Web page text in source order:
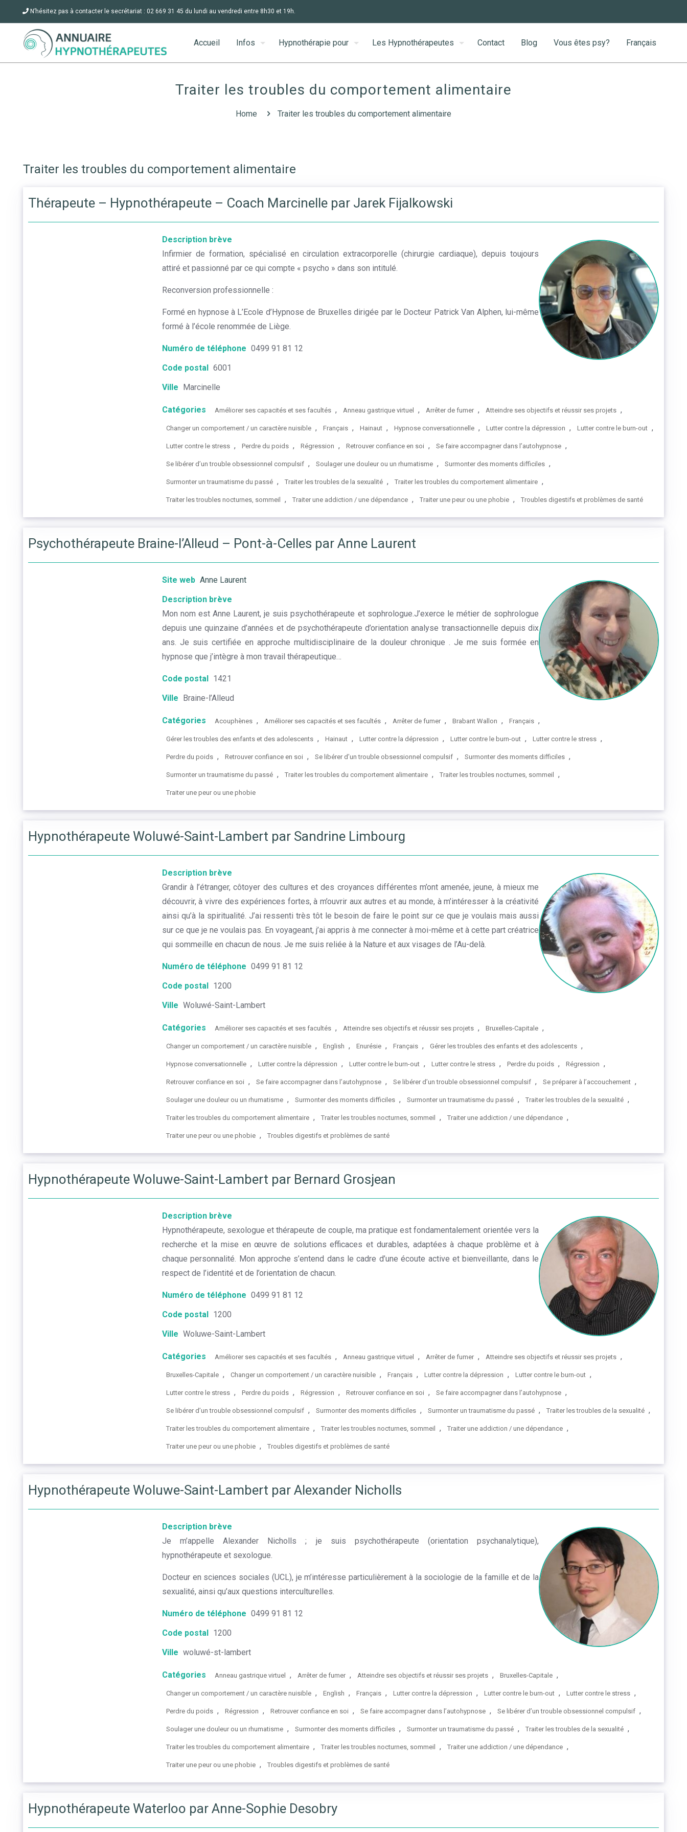
N’hésitez pas à contacter le secrétariat : 02 669 31 45 du lundi au vendredi entre 8h30 et 19h.
Accueil Infos Hypnothérapie pour Les Hypnothérapeutes Contact Blog Vous êtes psy? Français
Traiter les troubles du comportement alimentaire
Home Traiter les troubles du comportement alimentaire
Traiter les troubles du comportement alimentaire
Thérapeute – Hypnothérapeute – Coach Marcinelle par Jarek Fijalkowski
Description brève
Infirmier de formation, spécialisé en circulation extracorporelle (chirurgie cardiaque), depuis toujours
attiré et passionné par ce qui compte « psycho » dans son intitulé.
Reconversion professionnelle :
Formé en hypnose à L’Ecole d’Hypnose de Bruxelles dirigée par le Docteur Patrick Van Alphen, lui-même
formé à l’école renommée de Liège.
Numéro de téléphone 0499 91 81 12
Code postal 6001
Ville Marcinelle
Catégories Améliorer ses capacités et ses facultés , Anneau gastrique virtuel , Arrêter de fumer , Atteindre ses objectifs et réussir ses projets ,
Changer un comportement / un caractère nuisible , Français , Hainaut , Hypnose conversationnelle , Lutter contre la dépression , Lutter contre le burn-out ,
Lutter contre le stress , Perdre du poids , Régression , Retrouver confiance en soi , Se faire accompagner dans l’autohypnose ,
Se libérer d’un trouble obsessionnel compulsif , Soulager une douleur ou un rhumatisme , Surmonter des moments difficiles ,
Surmonter un traumatisme du passé , Traiter les troubles de la sexualité , Traiter les troubles du comportement alimentaire ,
Traiter les troubles nocturnes, sommeil , Traiter une addiction / une dépendance , Traiter une peur ou une phobie , Troubles digestifs et problèmes de santé
Psychothérapeute Braine-l’Alleud – Pont-à-Celles par Anne Laurent
Site web Anne Laurent
Description brève
Mon nom est Anne Laurent, je suis psychothérapeute et sophrologue.J’exerce le métier de sophrologue
depuis une quinzaine d’années et de psychothérapeute d’orientation analyse transactionnelle depuis dix
ans. Je suis certifiée en approche multidisciplinaire de la douleur chronique . Je me suis formée en
hypnose que j’intègre à mon travail thérapeutique…
Code postal 1421
Ville Braine-l’Alleud
Catégories Acouphènes , Améliorer ses capacités et ses facultés , Arrêter de fumer , Brabant Wallon , Français ,
Gérer les troubles des enfants et des adolescents , Hainaut , Lutter contre la dépression , Lutter contre le burn-out , Lutter contre le stress ,
Perdre du poids , Retrouver confiance en soi , Se libérer d’un trouble obsessionnel compulsif , Surmonter des moments difficiles ,
Surmonter un traumatisme du passé , Traiter les troubles du comportement alimentaire , Traiter les troubles nocturnes, sommeil ,
Traiter une peur ou une phobie
Hypnothérapeute Woluwé-Saint-Lambert par Sandrine Limbourg
Description brève
Grandir à l’étranger, côtoyer des cultures et des croyances différentes m’ont amenée, jeune, à mieux me
découvrir, à vivre des expériences fortes, à m’ouvrir aux autres et au monde, à m’intéresser à la créativité
ainsi qu’à la spiritualité. J’ai ressenti très tôt le besoin de faire le point sur ce que je voulais mais aussi
sur ce que je ne voulais pas. En voyageant, j’ai appris à me connecter à moi-même et à cette part créatrice
qui sommeille en chacun de nous. Je me suis reliée à la Nature et aux visages de l’Au-delà.
Numéro de téléphone 0499 91 81 12
Code postal 1200
Ville Woluwé-Saint-Lambert
Catégories Améliorer ses capacités et ses facultés , Atteindre ses objectifs et réussir ses projets , Bruxelles-Capitale ,
Changer un comportement / un caractère nuisible , English , Enurésie , Français , Gérer les troubles des enfants et des adolescents ,
Hypnose conversationnelle , Lutter contre la dépression , Lutter contre le burn-out , Lutter contre le stress , Perdre du poids , Régression ,
Retrouver confiance en soi , Se faire accompagner dans l’autohypnose , Se libérer d’un trouble obsessionnel compulsif , Se préparer à l’accouchement ,
Soulager une douleur ou un rhumatisme , Surmonter des moments difficiles , Surmonter un traumatisme du passé , Traiter les troubles de la sexualité ,
Traiter les troubles du comportement alimentaire , Traiter les troubles nocturnes, sommeil , Traiter une addiction / une dépendance ,
Traiter une peur ou une phobie , Troubles digestifs et problèmes de santé
Hypnothérapeute Woluwe-Saint-Lambert par Bernard Grosjean
Description brève
Hypnothérapeute, sexologue et thérapeute de couple, ma pratique est fondamentalement orientée vers la
recherche et la mise en œuvre de solutions efficaces et durables, adaptées à chaque problème et à
chaque personnalité. Mon approche s’entend dans le cadre d’une écoute active et bienveillante, dans le
respect de l’identité et de l’orientation de chacun.
Numéro de téléphone 0499 91 81 12
Code postal 1200
Ville Woluwe-Saint-Lambert
Catégories Améliorer ses capacités et ses facultés , Anneau gastrique virtuel , Arrêter de fumer , Atteindre ses objectifs et réussir ses projets ,
Bruxelles-Capitale , Changer un comportement / un caractère nuisible , Français , Lutter contre la dépression , Lutter contre le burn-out ,
Lutter contre le stress , Perdre du poids , Régression , Retrouver confiance en soi , Se faire accompagner dans l’autohypnose ,
Se libérer d’un trouble obsessionnel compulsif , Surmonter des moments difficiles , Surmonter un traumatisme du passé , Traiter les troubles de la sexualité ,
Traiter les troubles du comportement alimentaire , Traiter les troubles nocturnes, sommeil , Traiter une addiction / une dépendance ,
Traiter une peur ou une phobie , Troubles digestifs et problèmes de santé
Hypnothérapeute Woluwe-Saint-Lambert par Alexander Nicholls
Description brève
Je m’appelle Alexander Nicholls ; je suis psychothérapeute (orientation psychanalytique),
hypnothérapeute et sexologue.
Docteur en sciences sociales (UCL), je m’intéresse particulièrement à la sociologie de la famille et de la
sexualité, ainsi qu’aux questions interculturelles.
Numéro de téléphone 0499 91 81 12
Code postal 1200
Ville woluwé-st-lambert
Catégories Anneau gastrique virtuel , Arrêter de fumer , Atteindre ses objectifs et réussir ses projets , Bruxelles-Capitale ,
Changer un comportement / un caractère nuisible , English , Français , Lutter contre la dépression , Lutter contre le burn-out , Lutter contre le stress ,
Perdre du poids , Régression , Retrouver confiance en soi , Se faire accompagner dans l’autohypnose , Se libérer d’un trouble obsessionnel compulsif ,
Soulager une douleur ou un rhumatisme , Surmonter des moments difficiles , Surmonter un traumatisme du passé , Traiter les troubles de la sexualité ,
Traiter les troubles du comportement alimentaire , Traiter les troubles nocturnes, sommeil , Traiter une addiction / une dépendance ,
Traiter une peur ou une phobie , Troubles digestifs et problèmes de santé
Hypnothérapeute Waterloo par Anne-Sophie Desobry